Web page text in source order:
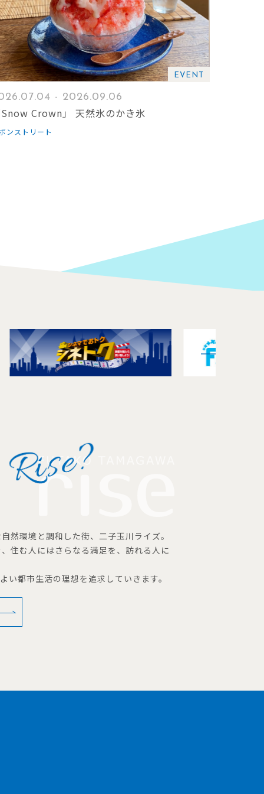
EVENT
- 2026.09.06
Crown」 天然氷のかき氷
ンストリート
然環境と調和した街、二子玉川ライズ。
住む人にはさらなる満足を、訪れる人に
い都市生活の理想を追求していきます。